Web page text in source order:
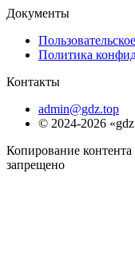
Документы
Политика
Контакты
admin@gdz.top
© 2024-2026
Копирование
запрещено